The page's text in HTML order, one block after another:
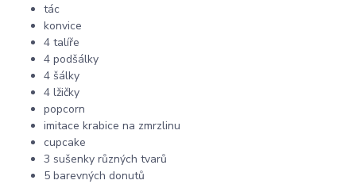
tác
konvice
4 talíře
4 podšálky
4 šálky
4 lžičky
popcorn
imitace krabice na zmrzlinu
cupcake
3 sušenky různých tvarů
5 barevných donutů